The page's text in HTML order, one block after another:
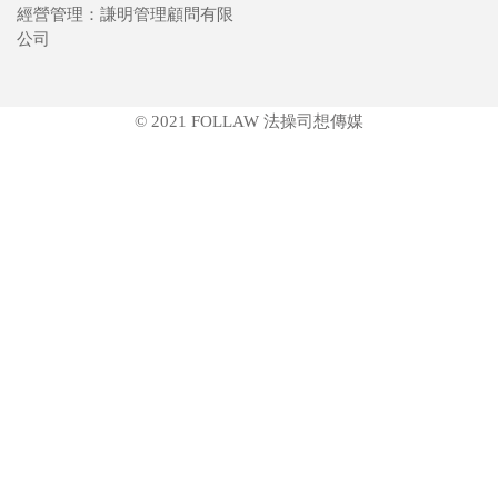
經營管理：謙明管理顧問有限
公司
© 2021 FOLLAW 法操司想傳媒